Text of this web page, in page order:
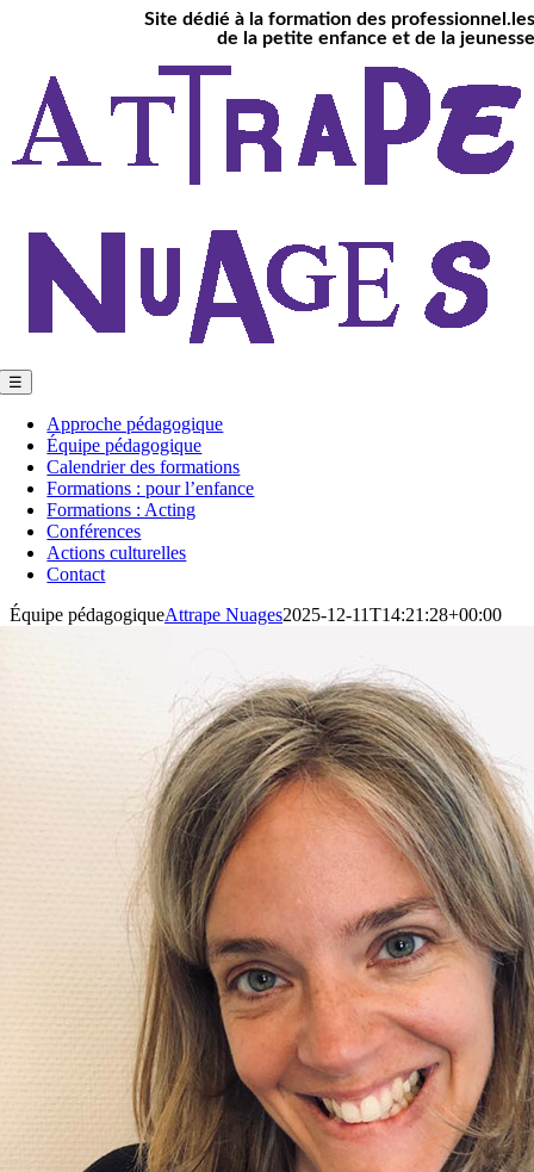
Site dédié à la formation des professionnel.les
de la petite enfance et de la jeunesse
☰
Approche pédagogique
Équipe pédagogique
Calendrier des formations
Formations : pour l’enfance
Formations : Acting
Conférences
Actions culturelles
Contact
Équipe pédagogiqueAttrape Nuages2025-12-11T14:21:28+00:00